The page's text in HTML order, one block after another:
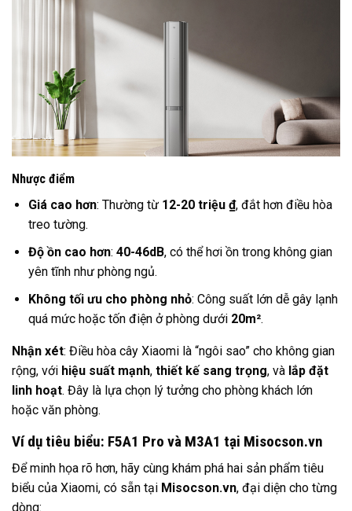
Nhược điểm
Giá cao hơn: Thường từ 12-20 triệu ₫, đắt hơn điều hòa
treo tường.
Độ ồn cao hơn: 40-46dB, có thể hơi ồn trong không gian
yên tĩnh như phòng ngủ.
Không tối ưu cho phòng nhỏ: Công suất lớn dễ gây lạnh
quá mức hoặc tốn điện ở phòng dưới 20m².
Nhận xét: Điều hòa cây Xiaomi là “ngôi sao” cho không gian
rộng, với hiệu suất mạnh, thiết kế sang trọng, và lắp đặt
linh hoạt. Đây là lựa chọn lý tưởng cho phòng khách lớn
hoặc văn phòng.
Ví dụ tiêu biểu: F5A1 Pro và M3A1 tại Misocson.vn
Để minh họa rõ hơn, hãy cùng khám phá hai sản phẩm tiêu
biểu của Xiaomi, có sẵn tại Misocson.vn, đại diện cho từng
dòng: